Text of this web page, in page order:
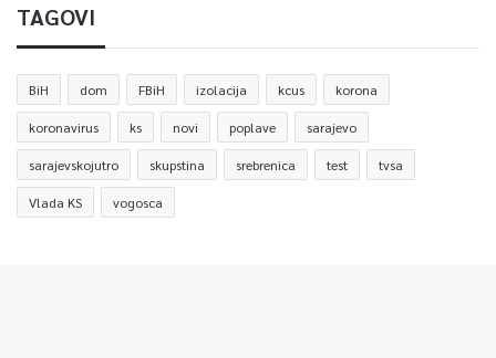
TAGOVI
BiH dom FBiH izolacija kcus korona
koronavirus ks novi poplave sarajevo
sarajevskojutro skupstina srebrenica test tvsa
Vlada KS vogosca